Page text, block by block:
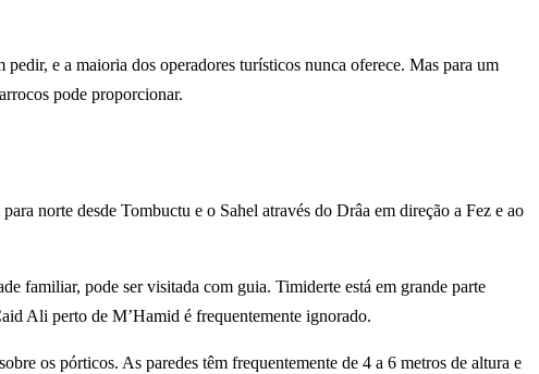
e a maioria dos operadores turísticos nunca oferece. Mas para um
pode proporcionar.
norte desde Tombuctu e o Sahel através do Drâa em direção a Fez e ao
familiar, pode ser visitada com guia. Timiderte está em grande parte
Ali perto de M’Hamid é frequentemente ignorado.
os pórticos. As paredes têm frequentemente de 4 a 6 metros de altura e